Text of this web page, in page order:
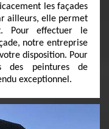
les façades
ailleurs, elle permet
Pour effectuer le
notre entreprise
disposition. Pour
des peintures de
exceptionnel.